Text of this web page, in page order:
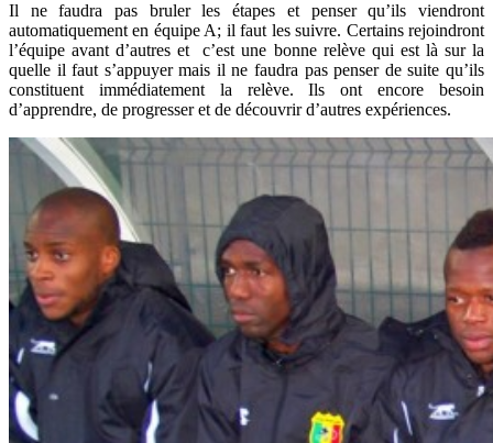
Il ne faudra pas bruler les étapes et penser qu’ils viendront
automatiquement en équipe A; il faut les suivre. Certains rejoindront
l’équipe avant d’autres et c’est une bonne relève qui est là sur la
quelle il faut s’appuyer mais il ne faudra pas penser de suite qu’ils
constituent immédiatement la relève. Ils ont encore besoin
d’apprendre, de progresser et de découvrir d’autres expériences.